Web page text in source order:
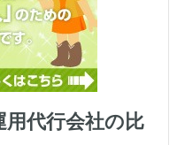
代行会社の比